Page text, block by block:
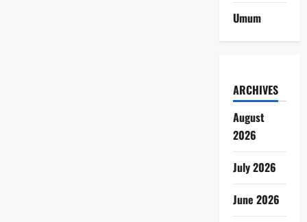
Umum
ARCHIVES
August
2026
July 2026
June 2026